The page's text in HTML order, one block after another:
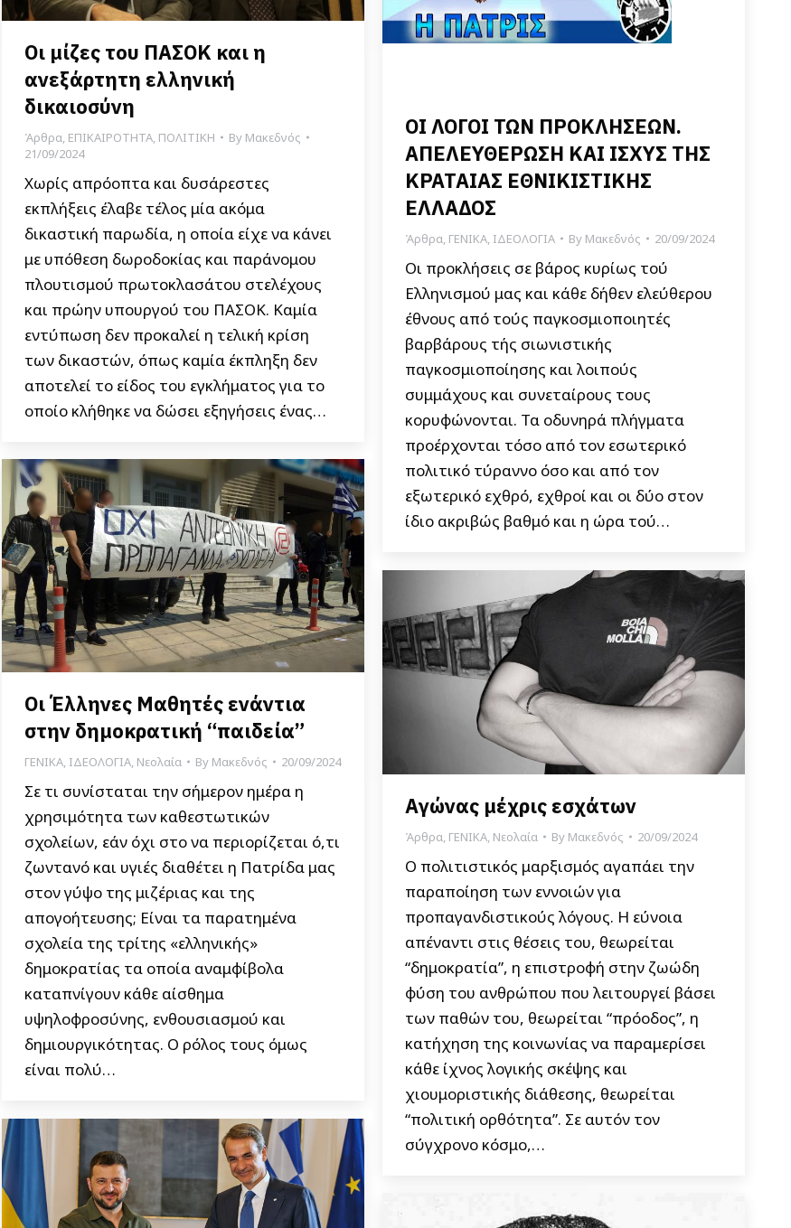
Οι μίζες του ΠΑΣΟΚ και η
ανεξάρτητη ελληνική
δικαιοσύνη
Άρθρα ΕΠΙΚΑΙΡΟΤΗΤΑ ΠΟΛΙΤΙΚΗ By Μακεδνός
21/09/2024
Χωρίς απρόοπτα και δυσάρεστες
εκπλήξεις έλαβε τέλος μία ακόμα
δικαστική παρωδία, η οποία είχε να κάνει
με υπόθεση δωροδοκίας και παράνομου
πλουτισμού πρωτοκλασάτου στελέχους
και πρώην υπουργού του ΠΑΣΟΚ. Καμία
εντύπωση δεν προκαλεί η τελική κρίση
των δικαστών, όπως καμία έκπληξη δεν
αποτελεί το είδος του εγκλήματος για το
οποίο κλήθηκε να δώσει εξηγήσεις ένας…
ΟΙ ΛΟΓΟΙ ΤΩΝ ΠΡΟΚΛΗΣΕΩΝ.
ΑΠΕΛΕΥΘΕΡΩΣΗ ΚΑΙ ΙΣΧΥΣ ΤΗΣ
ΚΡΑΤΑΙΑΣ ΕΘΝΙΚΙΣΤΙΚΗΣ
ΕΛΛΑΔΟΣ
Άρθρα, ΓΕΝΙΚΑ, ΙΔΕΟΛΟΓΙΑ By Μακεδνός 20/09/2024
Οι προκλήσεις σε βάρος κυρίως τού
Ελληνισμού μας και κάθε δήθεν ελεύθερου
έθνους από τούς παγκοσμιοποιητές
βαρβάρους τής σιωνιστικής
παγκοσμιοποίησης και λοιπούς
συμμάχους και συνεταίρους τους
κορυφώνονται. Τα οδυνηρά πλήγματα
προέρχονται τόσο από τον εσωτερικό
πολιτικό τύραννο όσο και από τον
εξωτερικό εχθρό, εχθροί και οι δύο στον
ίδιο ακριβώς βαθμό και η ώρα τού…
Οι Έλληνες Μαθητές ενάντια
στην δημοκρατική “παιδεία”
ΓΕΝΙΚΑ, ΙΔΕΟΛΟΓΙΑ, Νεολαία By Μακεδνός 20/09/2024
Σε τι συνίσταται την σήμερον ημέρα η
χρησιμότητα των καθεστωτικών
σχολείων, εάν όχι στο να περιορίζεται ό,τι
ζωντανό και υγιές διαθέτει η Πατρίδα μας
στον γύψο της μιζέριας και της
απογοήτευσης; Είναι τα παρατημένα
σχολεία της τρίτης «ελληνικής»
δημοκρατίας τα οποία αναμφίβολα
καταπνίγουν κάθε αίσθημα
υψηλοφροσύνης, ενθουσιασμού και
δημιουργικότητας. Ο ρόλος τους όμως
είναι πολύ…
Αγώνας μέχρις εσχάτων
Άρθρα, ΓΕΝΙΚΑ, Νεολαία By Μακεδνός 20/09/2024
Ο πολιτιστικός μαρξισμός αγαπάει την
παραποίηση των εννοιών για
προπαγανδιστικούς λόγους. Η εύνοια
απέναντι στις θέσεις του, θεωρείται
“δημοκρατία”, η επιστροφή στην ζωώδη
φύση του ανθρώπου που λειτουργεί βάσει
των παθών του, θεωρείται “πρόοδος”, η
κατήχηση της κοινωνίας να παραμερίσει
κάθε ίχνος λογικής σκέψης και
χιουμοριστικής διάθεσης, θεωρείται
“πολιτική ορθότητα”. Σε αυτόν τον
σύγχρονο κόσμο,…